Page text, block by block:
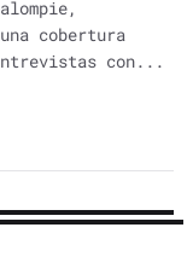
cobertura
con...